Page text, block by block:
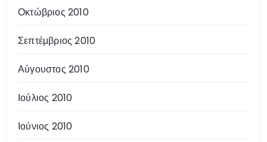
Οκτώβριος 2010
Σεπτέμβριος 2010
Αύγουστος 2010
Ιούλιος 2010
Ιούνιος 2010